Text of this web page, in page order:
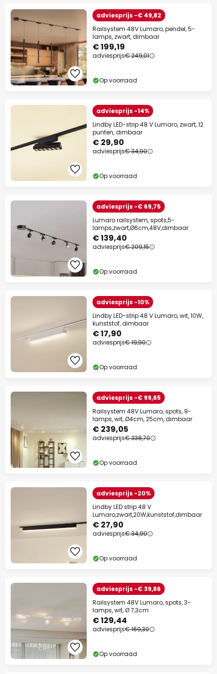
adviesprijs -€ 49,82
Railsystem 48V Lumaro, pendel, 5-
lamps, zwart, dimbaar
€ 199,19
adviesprijs€ 249,01
Op voorraad
adviesprijs -14%
Lindby LED-strip 48 V Lumaro, zwart, 12
punten, dimbaar
€ 29,90
adviesprijs€ 34,90
Op voorraad
adviesprijs -€ 69,75
Lumaro railsystem, spots,5-
lamps,zwart,Ø6cm,48V,dimbaar
€ 139,40
adviesprijs€ 209,15
Op voorraad
adviesprijs -10%
Lindby LED-strip 48 V Lumaro, wit, 10W,
kunststof, dimbaar
€ 17,90
adviesprijs€ 19,90
Op voorraad
adviesprijs -€ 99,65
Railsystem 48V Lumaro, spots, 9-
lamps, wit, Ø4cm, 25cm, dimbaar
€ 239,05
adviesprijs€ 338,70
Op voorraad
adviesprijs -20%
Lindby LED strip 48 V
Lumaro,zwart,20W,kunststof,dimbaar
€ 27,90
adviesprijs€ 34,90
Op voorraad
adviesprijs -€ 39,86
Railsystem 48V Lumaro, spots, 3-
lamps, wit, Ø 7,3cm
€ 129,44
adviesprijs€ 169,30
Op voorraad